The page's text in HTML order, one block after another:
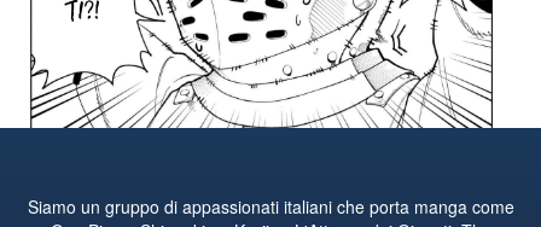
Siamo un gruppo di appassionati italiani che porta manga come